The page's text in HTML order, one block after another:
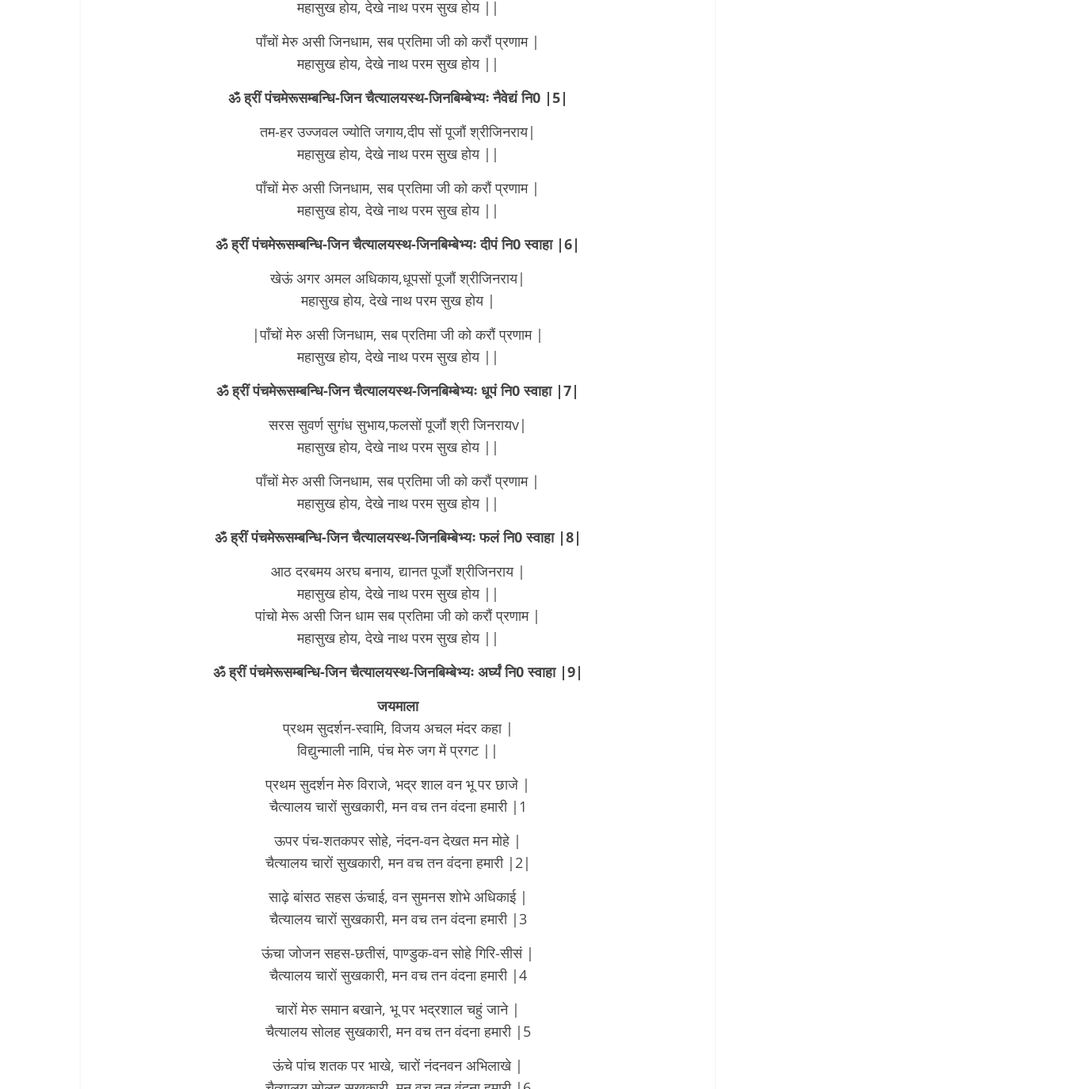
महासुख होय, देखे नाथ परम सुख होय ||
पाँचों मेरु असी जिनधाम, सब प्रतिमा जी को करौं प्रणाम |
महासुख होय, देखे नाथ परम सुख होय ||
ॐ ह्रीं पंचमेरूसम्बन्धि-जिन चैत्यालयस्थ-जिनबिम्बेभ्यः नैवेद्यं नि0 |5|
तम-हर उज्जवल ज्योति जगाय,दीप सों पूजौं श्रीजिनराय|
महासुख होय, देखे नाथ परम सुख होय ||
पाँचों मेरु असी जिनधाम, सब प्रतिमा जी को करौं प्रणाम |
महासुख होय, देखे नाथ परम सुख होय ||
ॐ ह्रीं पंचमेरूसम्बन्धि-जिन चैत्यालयस्थ-जिनबिम्बेभ्यः दीपं नि0 स्वाहा |6|
खेऊं अगर अमल अधिकाय,धूपसों पूजौं श्रीजिनराय|
महासुख होय, देखे नाथ परम सुख होय |
|पाँचों मेरु असी जिनधाम, सब प्रतिमा जी को करौं प्रणाम |
महासुख होय, देखे नाथ परम सुख होय ||
ॐ ह्रीं पंचमेरूसम्बन्धि-जिन चैत्यालयस्थ-जिनबिम्बेभ्यः धूपं नि0 स्वाहा |7|
सरस सुवर्ण सुगंध सुभाय,फलसों पूजौं श्री जिनरायv|
महासुख होय, देखे नाथ परम सुख होय ||
पाँचों मेरु असी जिनधाम, सब प्रतिमा जी को करौं प्रणाम |
महासुख होय, देखे नाथ परम सुख होय ||
ॐ ह्रीं पंचमेरूसम्बन्धि-जिन चैत्यालयस्थ-जिनबिम्बेभ्यः फलं नि0 स्वाहा |8|
आठ दरबमय अरघ बनाय, द्यानत पूजौं श्रीजिनराय |
महासुख होय, देखे नाथ परम सुख होय ||
पांचो मेरू असी जिन धाम सब प्रतिमा जी को करौं प्रणाम |
महासुख होय, देखे नाथ परम सुख होय ||
ॐ ह्रीं पंचमेरूसम्बन्धि-जिन चैत्यालयस्थ-जिनबिम्बेभ्यः अर्घ्यं नि0 स्वाहा |9|
जयमाला
प्रथम सुदर्शन-स्वामि, विजय अचल मंदर कहा |
विद्युन्माली नामि, पंच मेरु जग में प्रगट ||
प्रथम सुदर्शन मेरु विराजे, भद्र शाल वन भू पर छाजे |
चैत्यालय चारों सुखकारी, मन वच तन वंदना हमारी |1
ऊपर पंच-शतकपर सोहे, नंदन-वन देखत मन मोहे |
चैत्यालय चारों सुखकारी, मन वच तन वंदना हमारी |2|
साढ़े बांसठ सहस ऊंचाई, वन सुमनस शोभे अधिकाई |
चैत्यालय चारों सुखकारी, मन वच तन वंदना हमारी |3
ऊंचा जोजन सहस-छतीसं, पाण्डुक-वन सोहे गिरि-सीसं |
चैत्यालय चारों सुखकारी, मन वच तन वंदना हमारी |4
चारों मेरु समान बखाने, भू पर भद्रशाल चहुं जाने |
चैत्यालय सोलह सुखकारी, मन वच तन वंदना हमारी |5
ऊंचे पांच शतक पर भाखे, चारों नंदनवन अभिलाखे |